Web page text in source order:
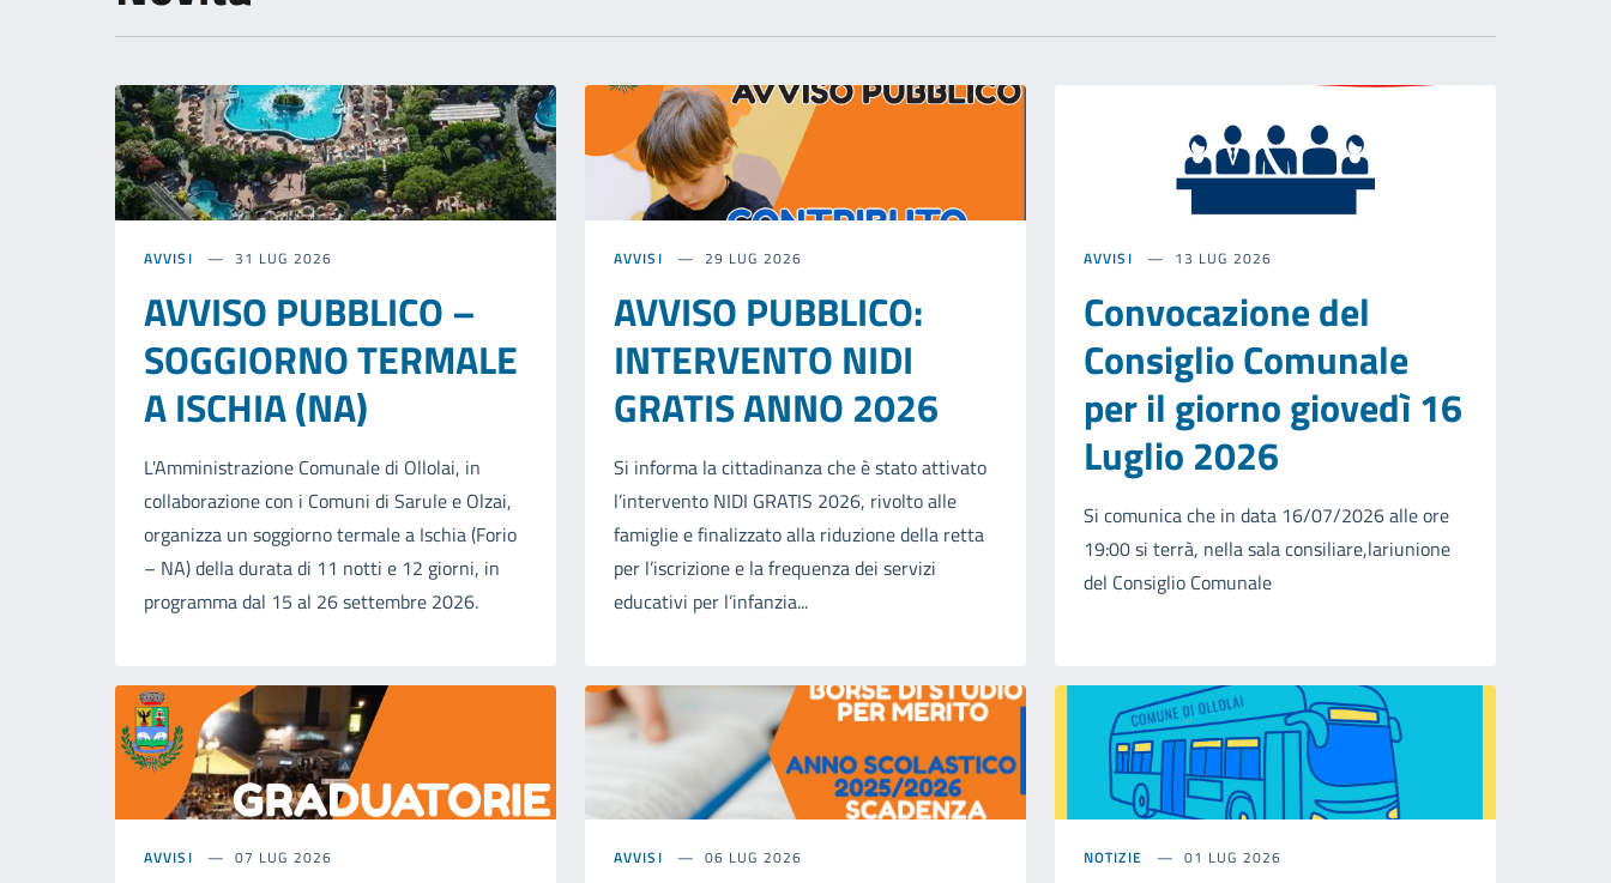
AVVISI 31 LUG 2026
AVVISO PUBBLICO –
SOGGIORNO TERMALE
A ISCHIA (NA)
L'Amministrazione Comunale di Ollolai, in
collaborazione con i Comuni di Sarule e Olzai,
organizza un soggiorno termale a Ischia (Forio
– NA) della durata di 11 notti e 12 giorni, in
programma dal 15 al 26 settembre 2026.
AVVISI 29 LUG 2026
AVVISO PUBBLICO:
INTERVENTO NIDI
GRATIS ANNO 2026
Si informa la cittadinanza che è stato attivato
l’intervento NIDI GRATIS 2026, rivolto alle
famiglie e finalizzato alla riduzione della retta
per l’iscrizione e la frequenza dei servizi
educativi per l’infanzia...
AVVISI 13 LUG 2026
Convocazione del
Consiglio Comunale
per il giorno giovedì 16
Luglio 2026
Si comunica che in data 16/07/2026 alle ore
19:00 si terrà, nella sala consiliare,lariunione
del Consiglio Comunale
AVVISI 07 LUG 2026 AVVISI 06 LUG 2026 NOTIZIE 01 LUG 2026